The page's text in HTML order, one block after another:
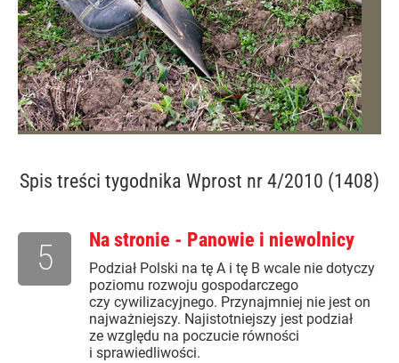
Spis treści tygodnika Wprost nr 4/2010 (1408)
Na stronie - Panowie i niewolnicy
Podział Polski na tę A i tę B wcale nie dotyczy
poziomu rozwoju gospodarczego
czy cywilizacyjnego. Przynajmniej nie jest on
najważniejszy. Najistotniejszy jest podział
ze względu na poczucie równości
i sprawiedliwości.
5